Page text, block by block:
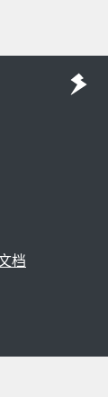
档